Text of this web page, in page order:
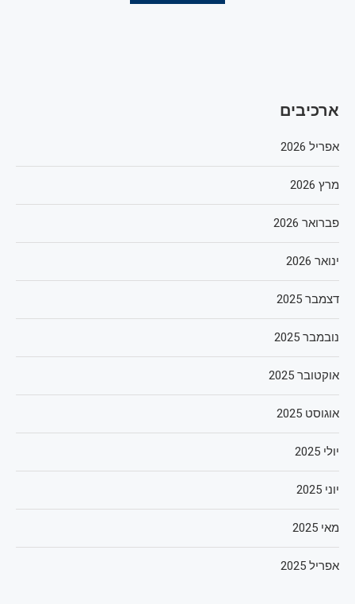
ארכיבים
אפריל 2026
מרץ 2026
פברואר 2026
ינואר 2026
דצמבר 2025
נובמבר 2025
אוקטובר 2025
אוגוסט 2025
יולי 2025
יוני 2025
מאי 2025
אפריל 2025